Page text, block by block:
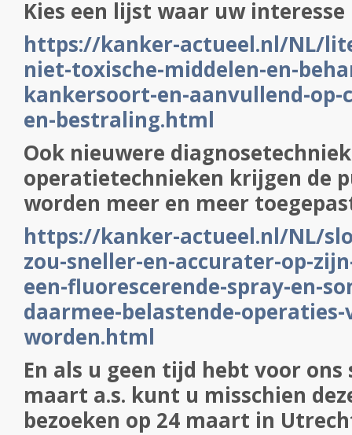
Kies een lijst waar uw
https://kanker-actueel.nl/NL/
niet-toxische-middelen-en-
kankersoort-en-aanvullend-op-
en-bestraling.html
Ook nieuwere
operatietechnieken krijgen de
worden meer en meer
https://kanker-actueel.nl/NL/
zou-sneller-en-accurater-op-
een-fluorescerende-spray-en-
daarmee-belastende-
worden.html
En als u geen tijd hebt voor ons
maart a.s. kunt u misschien
bezoeken op 24 maart in